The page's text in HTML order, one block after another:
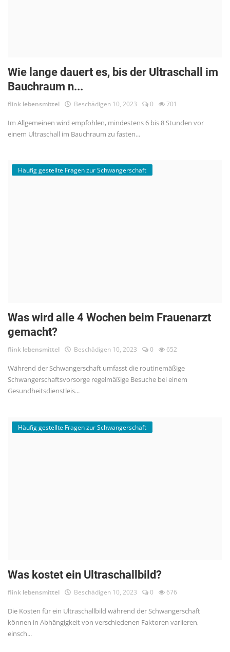
Wie lange dauert es, bis der Ultraschall im
Bauchraum n...
flink lebensmittel Beschädigen 10, 2023 0 701
Im Allgemeinen wird empfohlen, mindestens 6 bis 8 Stunden vor
einem Ultraschall im Bauchraum zu fasten...
Häufig gestellte Fragen zur Schwangerschaft
Was wird alle 4 Wochen beim Frauenarzt
gemacht?
flink lebensmittel Beschädigen 10, 2023 0 652
Während der Schwangerschaft umfasst die routinemäßige
Schwangerschaftsvorsorge regelmäßige Besuche bei einem
Gesundheitsdienstleis...
Häufig gestellte Fragen zur Schwangerschaft
Was kostet ein Ultraschallbild?
flink lebensmittel Beschädigen 10, 2023 0 676
Die Kosten für ein Ultraschallbild während der Schwangerschaft
können in Abhängigkeit von verschiedenen Faktoren variieren,
einsch...